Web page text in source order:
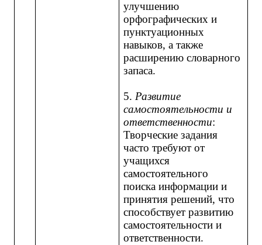
улучшению
орфографических и
пунктуационных
навыков, а также
расширению словарного
запаса.
5.Развитие
самостоятельности и
ответственности:
Творческие задания
часто требуют от
учащихся
самостоятельного
поиска информации и
принятия решений, что
способствует развитию
самостоятельности и
ответственности.